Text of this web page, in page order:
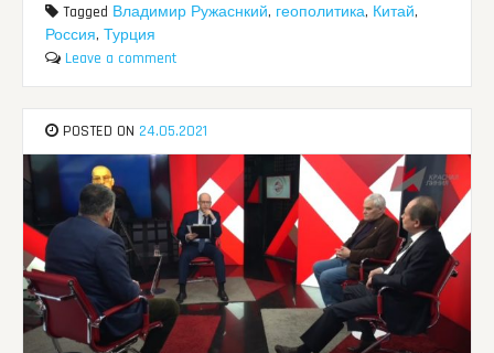
Tagged Владимир Ружаснкий, геополитика, Китай,
Россия,Турция
Leave a comment
POSTED ON 24.05.2021